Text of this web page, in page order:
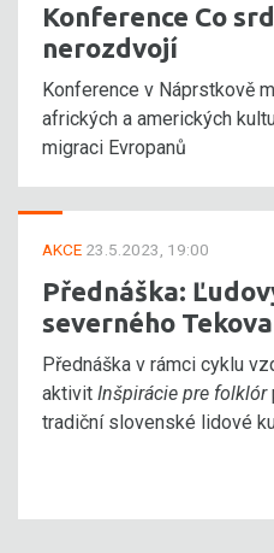
Konference Co
nerozdvojí
Konference v Náprstkově
afrických a amerických
migraci Evropanů
AKCE 23.5.2023, 19:00
Přednáška:
severného Tekova
Přednáška v rámci cyklu
aktivit Inšpirácie pre folklór
tradiční slovenské lidové